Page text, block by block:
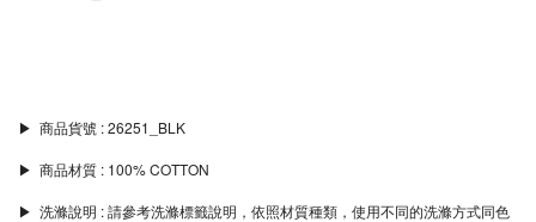
▶︎ 商品貨號 : 26251_BLK
▶︎ 商品材質 : 100% COTTON
▶︎ 洗滌說明 : 請參考洗滌標籤說明，依照材質種類，使用不同的洗滌方式同色